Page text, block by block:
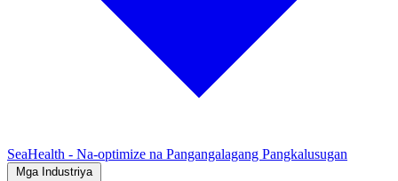
SeaHealth - Na-optimize na Pangangalagang Pangkalusugan
Mga Industriya